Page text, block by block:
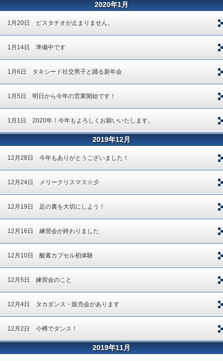
ました！
2020年1月
1月20日 ピスタチオが止まりません。
1月14日 準備中です
1月6日 タキシード社交男子と踊る新年会
1月5日 明日から今年の営業開始です！
1月1日 2020年！今年もよろしくお願いいたします。
2019年12月
12月28日 今年もありがとうございました！
12月24日 メリークリスマス☆彡
12月19日 足の裏を大切にしよう！
12月16日 練習会が終わりました
12月10日 酸素カプセル初体験
12月5日 練習会のこと
12月4日 タカダンス・販売会があります
12月2日 小樽でダンス！
2019年11月